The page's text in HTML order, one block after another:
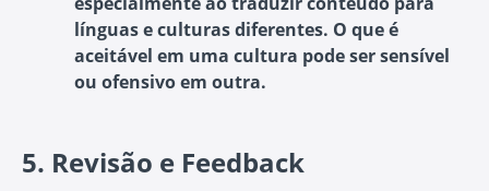
línguas e culturas diferentes. O que é
aceitável em uma cultura pode ser sensível
ou ofensivo em outra.
5. Revisão e Feedback